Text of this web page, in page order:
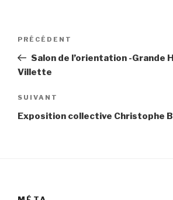
Navigation
l’article
Article
précédent
PRÉCÉDENT
Salon de l’orientation -Grande
Villette
Article
suivant
SUIVANT
Exposition collective Christophe